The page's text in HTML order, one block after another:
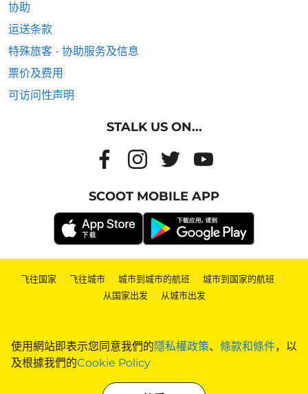
使用網站即表示您同意我們的隱私權政策、 條款和條件，以
及根據我們的Cookie Policy
协助
运送条款
特殊旅客 - 协助服务及信息
票价及费用
可访问性声明
STALK US ON...
SCOOT MOBILE APP
飞往国家 | 飞往城市 | 城市到城市的航班 | 城市到国家的航班 |
从国家出发 | 从城市出发